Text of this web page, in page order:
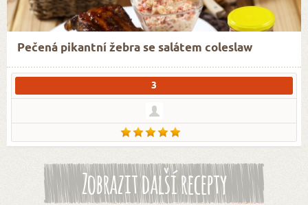
Pečená pikantní žebra se salátem coleslaw
3
Zobrazit další recepty